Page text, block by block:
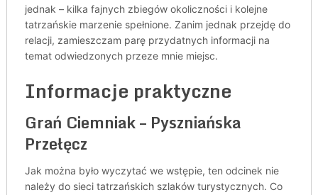
jednak – kilka fajnych zbiegów okoliczności i kolejne
tatrzańskie marzenie spełnione. Zanim jednak przejdę do
relacji, zamieszczam parę przydatnych informacji na
temat odwiedzonych przeze mnie miejsc.
Informacje praktyczne
Grań Ciemniak – Pyszniańska
Przełęcz
Jak można było wyczytać we wstępie, ten odcinek nie
należy do sieci tatrzańskich szlaków turystycznych. Co